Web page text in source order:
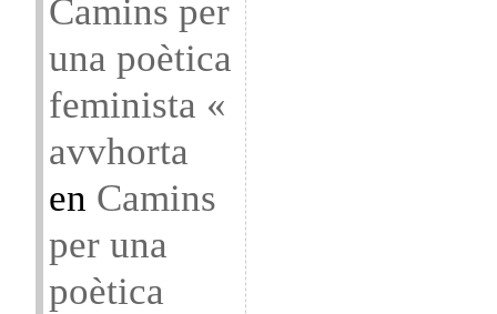
Camins per
una poètica
feminista «
avvhorta
en Camins
per una
poètica